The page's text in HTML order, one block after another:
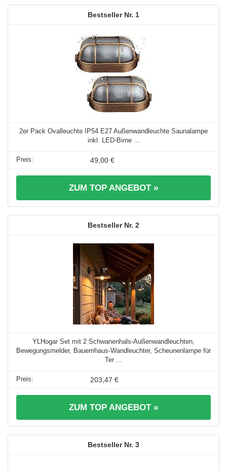
1
2er Pack Ovalleuchte IP54 E27 Außenwandleuchte Saunalampe
inkl. LED-Birne ...
49,00 €
ZUM TOP ANGEBOT »
2
YLHogar Set mit 2 Schwanenhals-Außenwandleuchten,
Bewegungsmelder, Bauernhaus-Wandleuchter, Scheunenlampe für
Ter ...
203,47 €
ZUM TOP ANGEBOT »
3